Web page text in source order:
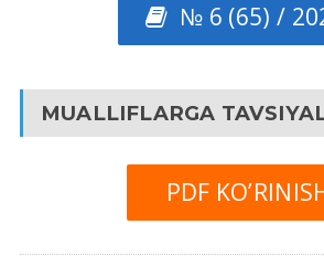
№ 6 (65) /
MUALLIFLARGA
PDF